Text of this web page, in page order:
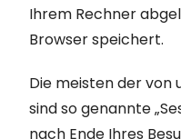
Ihrem Rechner
Browser speichert.
Die meisten der von
sind so genannte
nach Ende Ihres